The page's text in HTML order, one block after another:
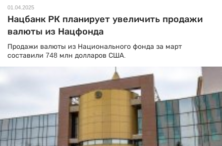
01.04.2025
Нацбанк РК планирует увеличить продажи
валюты из Нацфонда
Продажи валюты из Национального фонда за март
составили 748 млн долларов США.